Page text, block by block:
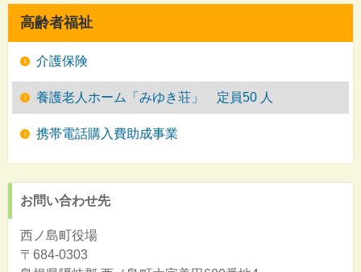
高齢者福祉
介護保険
養護老人ホーム「みゆき荘」 定員50 人
携帯電話購入費助成事業
お問い合わせ先
西ノ島町役場
〒684-0303